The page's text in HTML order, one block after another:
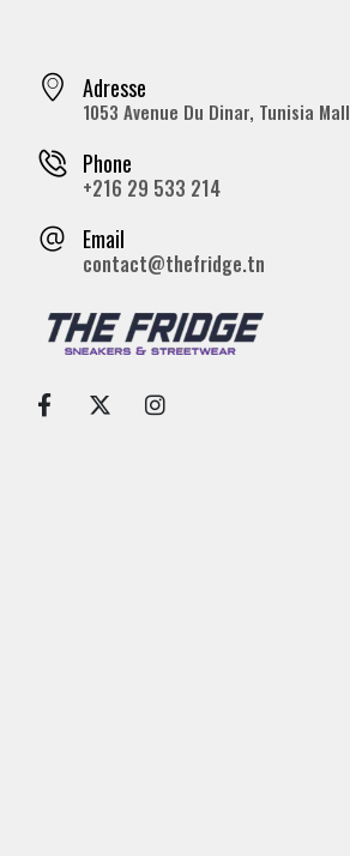
Adresse
1053 Avenue Du Dinar, Tunisia Mall
Phone
+216 29 533 214
Email
contact@thefridge.tn